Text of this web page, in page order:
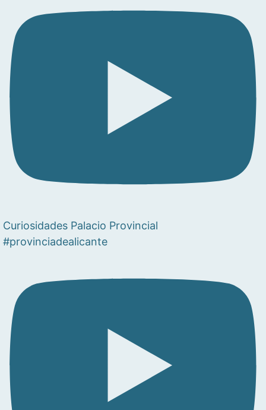
Curiosidades Palacio Provincial
#provinciadealicante